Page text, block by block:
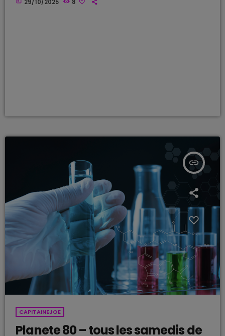
29/10/2025 8
insert_link
CAPITAINEJOE
Planete 80 – tous les samedis de